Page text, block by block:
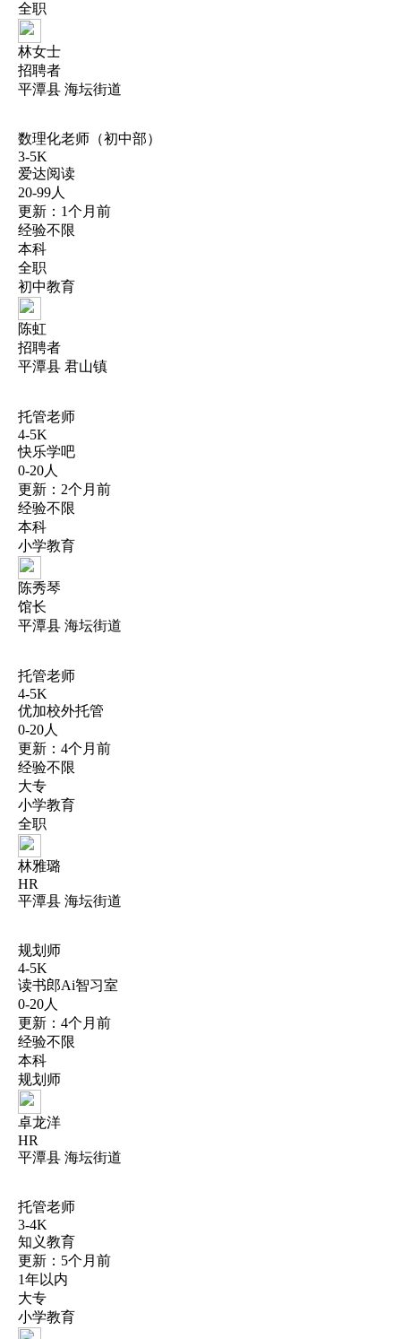
全职
林女士
招聘者
平潭县 海坛街道
数理化老师（初中部）
3-5K
爱达阅读
20-99人
更新：1个月前
经验不限
本科
全职
初中教育
陈虹
招聘者
平潭县 君山镇
托管老师
4-5K
快乐学吧
0-20人
更新：2个月前
经验不限
本科
小学教育
陈秀琴
馆长
平潭县 海坛街道
托管老师
4-5K
优加校外托管
0-20人
更新：4个月前
经验不限
大专
小学教育
全职
林雅璐
HR
平潭县 海坛街道
规划师
4-5K
读书郎Ai智习室
0-20人
更新：4个月前
经验不限
本科
规划师
卓龙洋
HR
平潭县 海坛街道
托管老师
3-4K
知义教育
更新：5个月前
1年以内
大专
小学教育